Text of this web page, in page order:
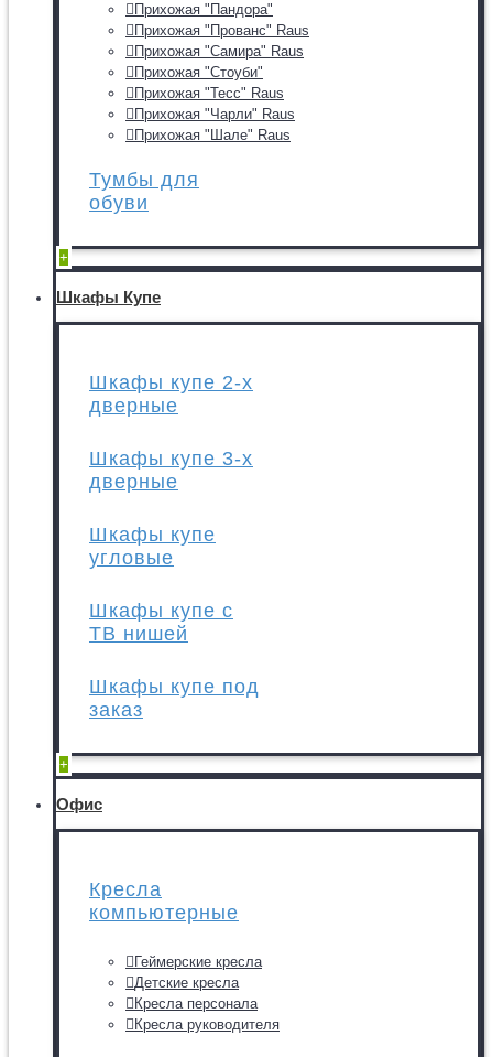
Прихожая "Пандора"
Прихожая "Прованс" Raus
Прихожая "Самира" Raus
Прихожая "Стоуби"
Прихожая "Тесс" Raus
Прихожая "Чарли" Raus
Прихожая "Шале" Raus
Тумбы для
обуви
+
Шкафы Купе
Шкафы купе 2-х
дверные
Шкафы купе 3-х
дверные
Шкафы купе
угловые
Шкафы купе с
ТВ нишей
Шкафы купе под
заказ
+
Офис
Кресла
компьютерные
Геймерские кресла
Детские кресла
Кресла персонала
Кресла руководителя